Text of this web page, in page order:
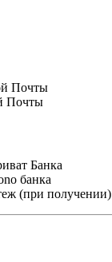
Почты
Почты
Банка
банка
(при получении)